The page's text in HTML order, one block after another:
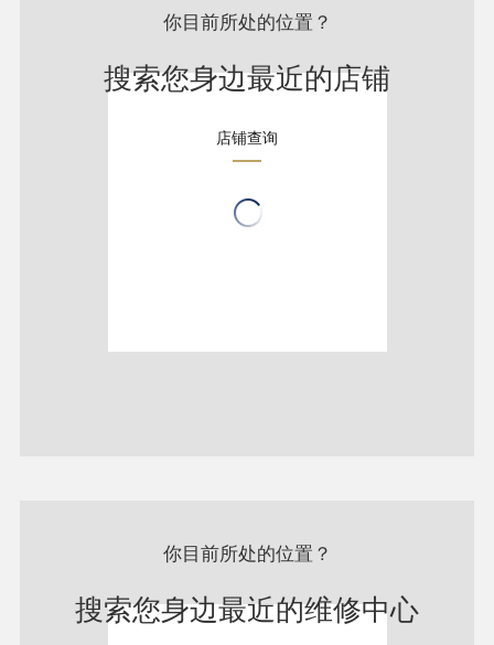
你目前所处的位置？
搜索您身边最近的店铺
店铺查询
你目前所处的位置？
搜索您身边最近的维修中心